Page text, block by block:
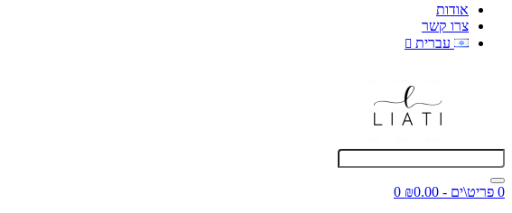
אודות
צרו קשר
עברית
0 פריט\ים - ₪0.00
0